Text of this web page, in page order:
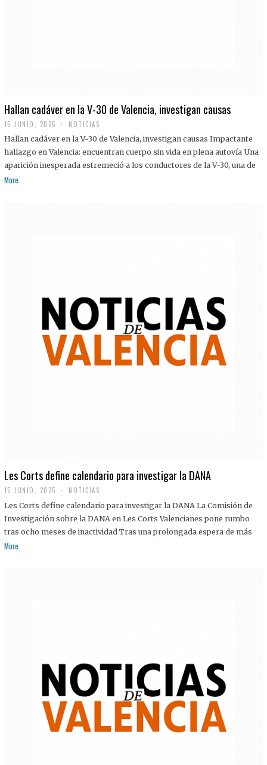
Hallan cadáver en la V-30 de Valencia, investigan causas
15 JUNIO, 2025 NOTICIAS
Hallan cadáver en la V-30 de Valencia, investigan causas Impactante
hallazgo en Valencia: encuentran cuerpo sin vida en plena autovía Una
aparición inesperada estremeció a los conductores de la V-30, una de
More
Les Corts define calendario para investigar la DANA
15 JUNIO, 2025 NOTICIAS
Les Corts define calendario para investigar la DANA La Comisión de
Investigación sobre la DANA en Les Corts Valencianes pone rumbo
tras ocho meses de inactividad Tras una prolongada espera de más
More